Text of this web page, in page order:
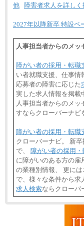
他
障害者求人を詳しく
2027年以降新卒 特設ペ
人事担当者からのメッ
障がい者の採用・転職
い者就職支援、仕事情
応募者の障害に応じた
実した求人情報を掲載
人事担当者からのメ
すならクローバーナビ
障がい者の採用・転職
クローバーナビ。 新
で、 障がい者の採用・
に障がいのある方の雇
の業種別情報、 更に
で、様々な条件から求
求人検索ならクローバ